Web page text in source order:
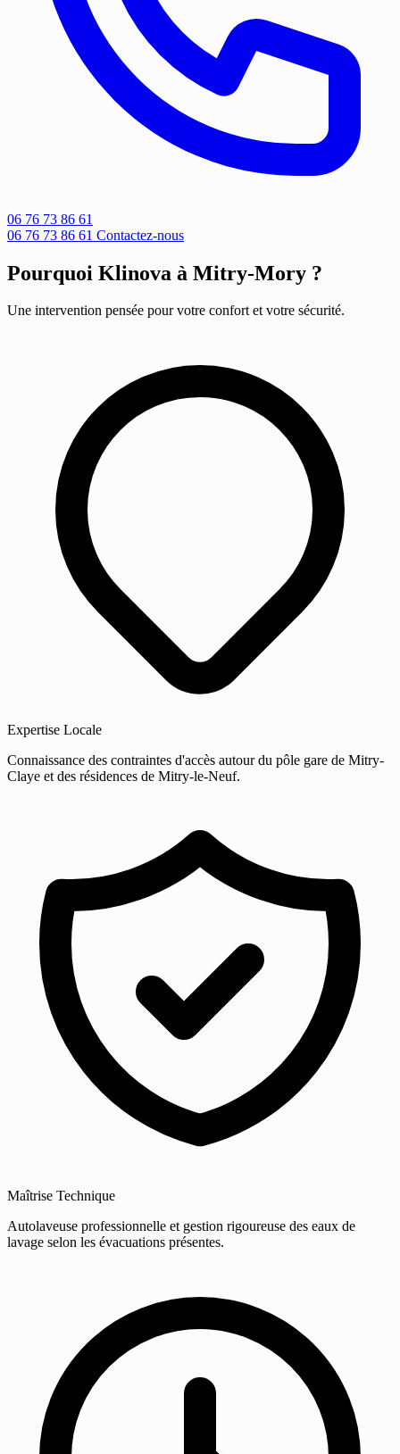
06 76 73 86 61
06 76 73 86 61 Contactez-nous
Pourquoi Klinova à Mitry-Mory ?
Une intervention pensée pour votre confort et votre sécurité.
Expertise Locale
Connaissance des contraintes d'accès autour du pôle gare de Mitry-
Claye et des résidences de Mitry-le-Neuf.
Maîtrise Technique
Autolaveuse professionnelle et gestion rigoureuse des eaux de
lavage selon les évacuations présentes.